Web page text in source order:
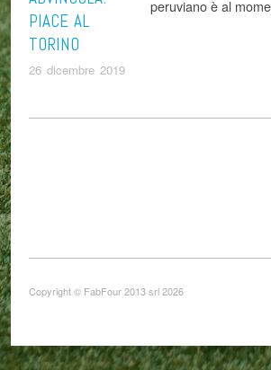
PIACE AL
TORINO
26 dicembre 2019
peruviano è al
Copyright © FabFour 2013 srl 2026